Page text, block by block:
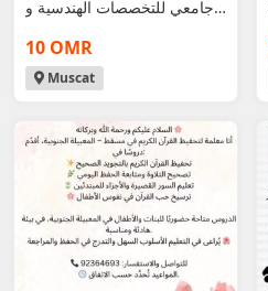
جامعي للتخصصات الهندسية و
10 OMR
Muscat